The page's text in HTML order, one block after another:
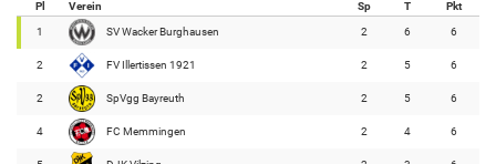
Pl Verein Sp T Pkt
1 SV Wacker Burghausen 2 6 6
2 FV Illertissen 1921 2 5 6
2 SpVgg Bayreuth 2 5 6
4 FC Memmingen 2 4 6